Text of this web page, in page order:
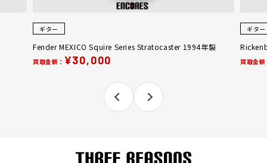
ギター
Fender MEXICO Squire Series Stratocaster 1994年製
買取金額： ¥30,000
ギター
買取金額